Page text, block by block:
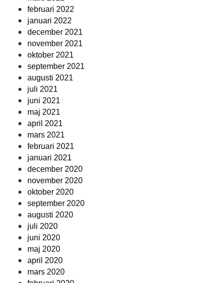
februari 2022
januari 2022
december 2021
november 2021
oktober 2021
september 2021
augusti 2021
juli 2021
juni 2021
maj 2021
april 2021
mars 2021
februari 2021
januari 2021
december 2020
november 2020
oktober 2020
september 2020
augusti 2020
juli 2020
juni 2020
maj 2020
april 2020
mars 2020